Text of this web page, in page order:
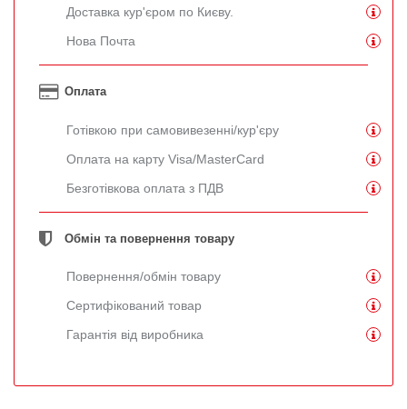
Доставка кур'єром по Києву.
Нова Почта
Оплата
Готівкою при самовивезенні/кур'єру
Оплата на карту Visa/MasterCard
Безготівкова оплата з ПДВ
Обмін та повернення товару
Повернення/обмін товару
Сертифікований товар
Гарантія від виробника